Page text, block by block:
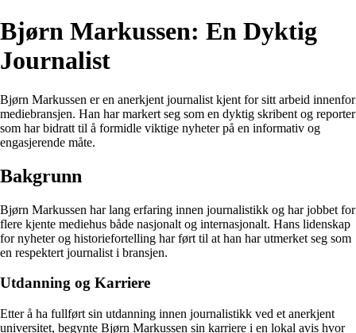
Bjørn Markussen: En Dyktig
Journalist
Bjørn Markussen er en anerkjent journalist kjent for sitt arbeid innenfor
mediebransjen. Han har markert seg som en dyktig skribent og reporter
som har bidratt til å formidle viktige nyheter på en informativ og
engasjerende måte.
Bakgrunn
Bjørn Markussen har lang erfaring innen journalistikk og har jobbet for
flere kjente mediehus både nasjonalt og internasjonalt. Hans lidenskap
for nyheter og historiefortelling har ført til at han har utmerket seg som
en respektert journalist i bransjen.
Utdanning og Karriere
Etter å ha fullført sin utdanning innen journalistikk ved et anerkjent
universitet, begynte Bjørn Markussen sin karriere i en lokal avis hvor